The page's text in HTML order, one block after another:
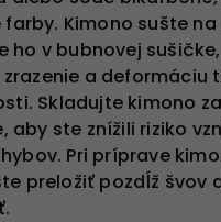
Kimono sušte na
ho v bubnovej
a deformáciu
Skladujte kimono
aby ste znížili riziko
Pri príprave
preložiť pozdĺž švov